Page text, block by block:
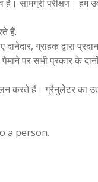
सामग्री परीक्षण।
हैं.
दानेदार, ग्राहक द्वारा
पैमाने पर सभी प्रकार
करते हैं। ग्रैनुलेटर का
a person.